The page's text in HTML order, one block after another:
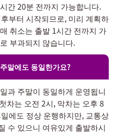
간 20분 전까지 가능합니다.
부터 시작되므로, 미리 계획하
취소는 출발 1시간 전까지 가
부과되지 않습니다.
말에도 동일한가요?
과 주말이 동일하게 운영됩니
차는 오전 2시, 막차는 오후 8
에도 정상 운행하지만, 교통상
수 있으니 여유있게 출발하시